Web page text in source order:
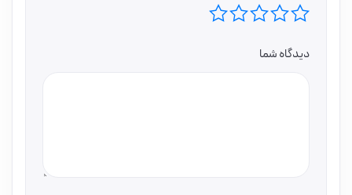
دیدگاه شما